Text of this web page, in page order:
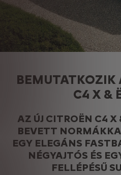
BEMUTATKOZIK
C4 X &
AZ ÚJ CITROËN C4
BEVETT
EGY ELEGÁNS
NÉGYAJTÓS ÉS
FELLÉPÉSŰ